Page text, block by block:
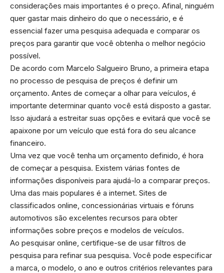
considerações mais importantes é o preço. Afinal, ninguém
quer gastar mais dinheiro do que o necessário, e é
essencial fazer uma pesquisa adequada e comparar os
preços para garantir que você obtenha o melhor negócio
possível.
De acordo com Marcelo Salgueiro Bruno, a primeira etapa
no processo de pesquisa de preços é definir um
orçamento. Antes de começar a olhar para veículos, é
importante determinar quanto você está disposto a gastar.
Isso ajudará a estreitar suas opções e evitará que você se
apaixone por um veículo que está fora do seu alcance
financeiro.
Uma vez que você tenha um orçamento definido, é hora
de começar a pesquisa. Existem várias fontes de
informações disponíveis para ajudá-lo a comparar preços.
Uma das mais populares é a internet. Sites de
classificados online, concessionárias virtuais e fóruns
automotivos são excelentes recursos para obter
informações sobre preços e modelos de veículos.
Ao pesquisar online, certifique-se de usar filtros de
pesquisa para refinar sua pesquisa. Você pode especificar
a marca, o modelo, o ano e outros critérios relevantes para